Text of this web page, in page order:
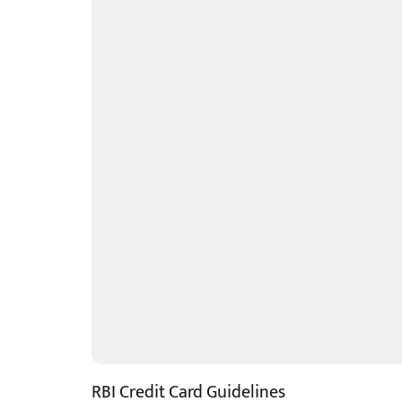
RBI Credit Card Guidelines